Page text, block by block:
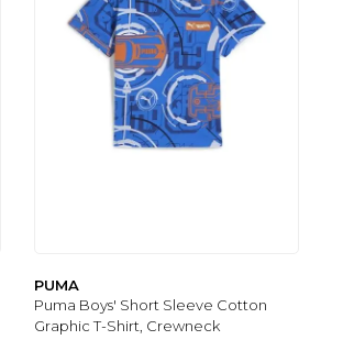
PUMA
Puma Boys' Short Sleeve Cotton
Graphic T-Shirt, Crewneck